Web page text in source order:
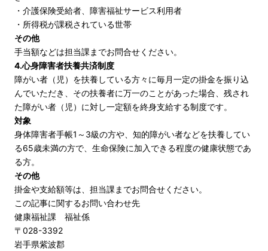
・介護保険受給者、障害福祉サービス利用者
・所得税が課税されている世帯
その他
手当額などは担当課までお問合せください。
4.心身障害者扶養共済制度
障がい者（児）を扶養している方々に毎月一定の掛金を振り込
んでいただき、その扶養者に万一のことがあった場合、残され
た障がい者（児）に対し一定額を終身支給する制度です。
対象
身体障害者手帳1～3級の方や、知的障がい者などを扶養してい
る65歳未満の方で、生命保険に加入できる程度の健康状態であ
る方。
その他
掛金や支給額等は、担当課までお問合せください。
この記事に関するお問い合わせ先
健康福祉課 福祉係
〒028-3392
岩手県紫波郡